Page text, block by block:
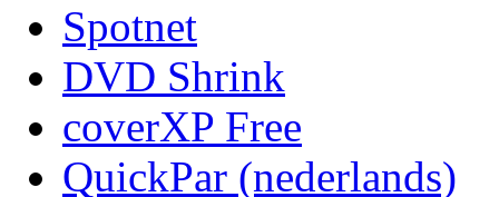
Spotnet
DVD Shrink
coverXP Free
QuickPar (nederlands)